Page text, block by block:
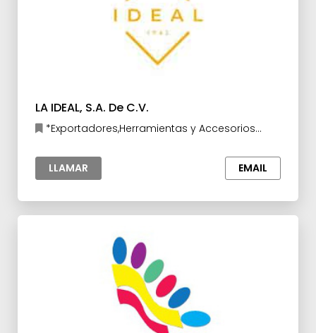
LA IDEAL, S.A. De C.V.
*Exportadores,Herramientas y Accesorios
LLAMAR
EMAIL